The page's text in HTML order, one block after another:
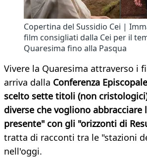
Copertina del Sussidio Cei |
film consigliati dalla Cei per il
Quaresima fino alla Pasqua
Vivere la Quaresima attraverso i
arriva dalla Conferenza
scelto sette titoli (non
diverse che vogliono abbracciare
presente" con gli "orizzonti di
tratta di racconti tra le "stazioni
nell'oggi.